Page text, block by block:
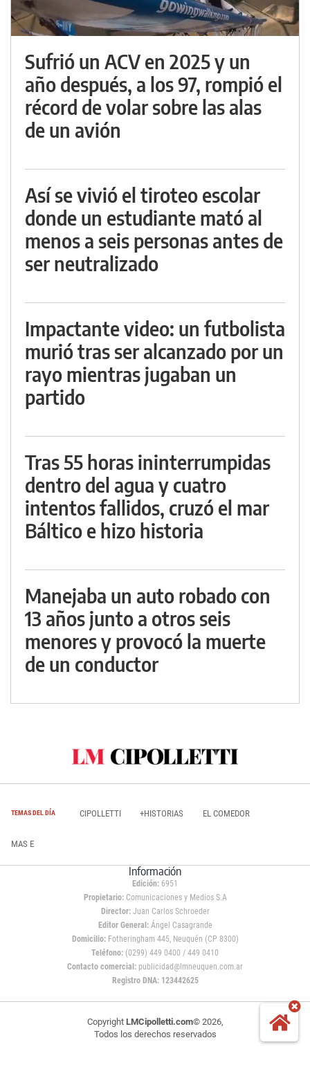
Sufrió un ACV en 2025 y un
año después, a los 97, rompió el
récord de volar sobre las alas
de un avión
Así se vivió el tiroteo escolar
donde un estudiante mató al
menos a seis personas antes de
ser neutralizado
Impactante video: un futbolista
murió tras ser alcanzado por un
rayo mientras jugaban un
partido
Tras 55 horas ininterrumpidas
dentro del agua y cuatro
intentos fallidos, cruzó el mar
Báltico e hizo historia
Manejaba un auto robado con
13 años junto a otros seis
menores y provocó la muerte
de un conductor
TEMAS DEL DÍA CIPOLLETTI +HISTORIAS EL COMEDOR
MAS E
Información
Edición: 6951
Propietario:Comunicaciones y Medios S.A
Director: Juan Carlos Schroeder
Editor General:Ángel Casagrande
Domicilio:Fotheringham 445, Neuquén (CP 8300)
Teléfono: (0299) 449 0400 / 449 0410
Contacto comercial: publicidad@lmneuquen.com.ar
Registro DNA: 123442625
Copyright LMCipolletti.com© 2026,
Todos los derechos reservados